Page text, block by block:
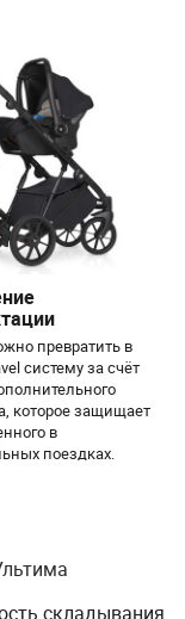
превратить в
систему за счёт
которое защищает
в
поездках.
складывания